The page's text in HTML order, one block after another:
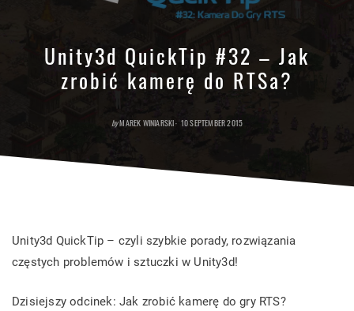
Unity3d QuickTip #32 – Jak
zrobić kamerę do RTSa?
byMAREK WINIARSKI POSTED
10 SEPTEMBER 2015
Unity3d QuickTip – czyli szybkie porady, rozwiązania
częstych problemów i sztuczki w Unity3d!
Dzisiejszy odcinek: Jak zrobić kamerę do gry RTS?